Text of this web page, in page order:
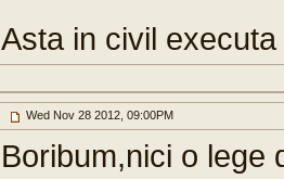
Asta in civil
Wed Nov 28 2012, 09:00PM
Boribum,nici o lege